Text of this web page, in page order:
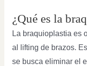
¿Qué es la
La braquioplastia es
al lifting de brazos.
se busca eliminar el